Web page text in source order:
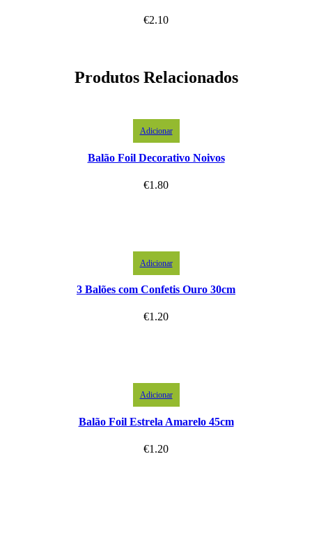
€2.10
Produtos Relacionados
Adicionar
Balão Foil Decorativo Noivos
€1.80
Adicionar
3 Balões com Confetis Ouro 30cm
€1.20
Adicionar
Balão Foil Estrela Amarelo 45cm
€1.20